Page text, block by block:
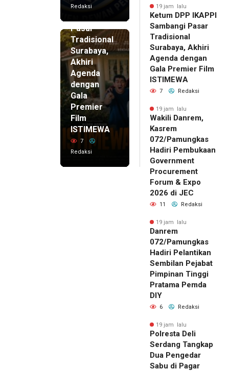
Redaksi
IKAPPI
Pasar
Tradisional
Surabaya,
Akhiri
Agenda
dengan
Gala
Premier
Film
ISTIMEWA
7
Redaksi
19 jam lalu
Ketum DPP IKAPPI
Sambangi Pasar
Tradisional
Surabaya, Akhiri
Agenda dengan
Gala Premier Film
ISTIMEWA
7 Redaksi
19 jam lalu
Wakili Danrem,
Kasrem
072/Pamungkas
Hadiri Pembukaan
Government
Procurement
Forum & Expo
2026 di JEC
11 Redaksi
19 jam lalu
Danrem
072/Pamungkas
Hadiri Pelantikan
Sembilan Pejabat
Pimpinan Tinggi
Pratama Pemda
DIY
6 Redaksi
19 jam lalu
Polresta Deli
Serdang Tangkap
Dua Pengedar
Sabu di Pagar